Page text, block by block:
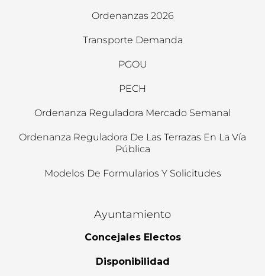
Ordenanzas 2026
Transporte Demanda
PGOU
PECH
Ordenanza Reguladora Mercado Semanal
Ordenanza Reguladora De Las Terrazas En La Vía
Pública
Modelos De Formularios Y Solicitudes
Ayuntamiento
Concejales Electos
Disponibilidad